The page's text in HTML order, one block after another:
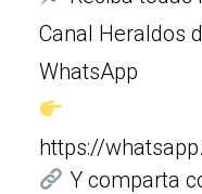
Canal Heraldos
WhatsApp
https://
Y comparta